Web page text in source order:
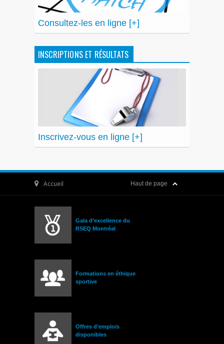
Consultez-les en ligne [+]
INSCRIPTIONS ET RÉSULTATS
Inscrivez-vous en ligne [+]
Accueil Haut de page
Gala d’excellence du
RSEQ Montréal
Formations en éthique
sportive
Offres d’emplois
disponibles